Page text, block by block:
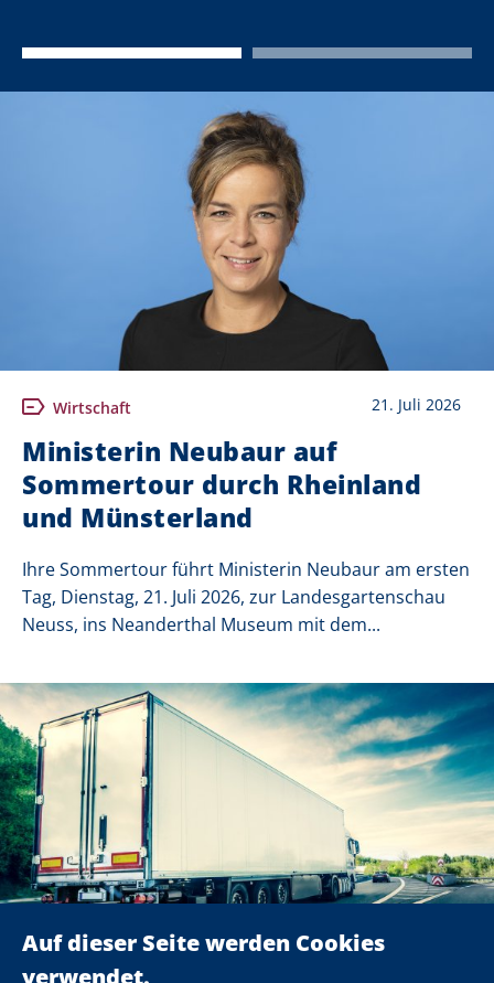
Wirtschaft 21. Juli 2026
Ministerin Neubaur auf
Sommertour durch Rheinland
und Münsterland
Ihre Sommertour führt Ministerin Neubaur am ersten
Tag, Dienstag, 21. Juli 2026, zur Landesgartenschau
Neuss, ins Neanderthal Museum mit dem...